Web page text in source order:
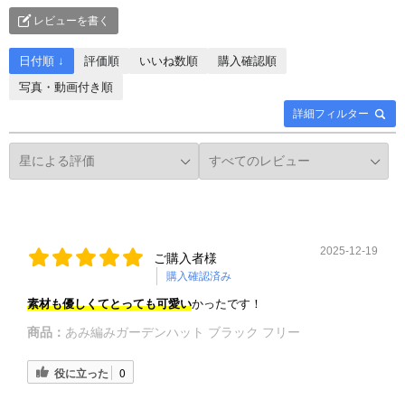
レビューを書く
詳細フィルター
日付順 ↓ 評価順 いいね数順
購入確認順
写真・動画付き順
ご購入者様
購入確認済み
2025-12-19
素材も優しくてとっても可愛いかったです！
商品： あみ編みガーデンハット ブラック フリー
役に立った 0